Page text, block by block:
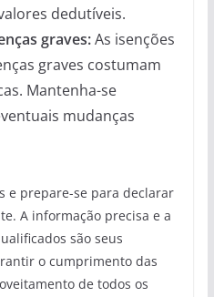
dedutíveis.
graves:As isenções
graves costumam
Mantenha-se
mudanças
e prepare-se para declarar
A informação precisa e a
são seus
o cumprimento das
de todos os